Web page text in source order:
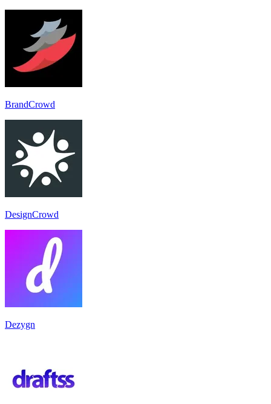
BrandCrowd
DesignCrowd
Dezygn